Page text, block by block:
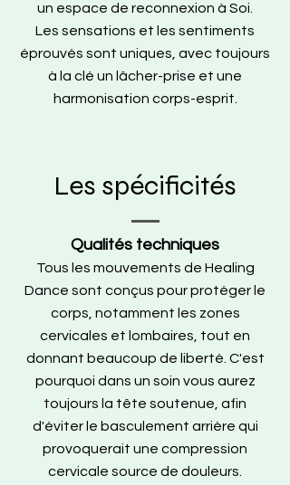
un espace de reconnexion à Soi.
Les sensations et les sentiments
éprouvés sont uniques, avec toujours
à la clé un lâcher-prise et une
harmonisation corps-esprit.
Les spécificités
Qualités techniques
Tous les mouvements de Healing
Dance sont conçus pour protéger le
corps, notamment les zones
cervicales et lombaires, tout en
donnant beaucoup de liberté. C'est
pourquoi dans un soin vous aurez
toujours la tête soutenue, afin
d'éviter le basculement arrière qui
provoquerait une compression
cervicale source de douleurs.